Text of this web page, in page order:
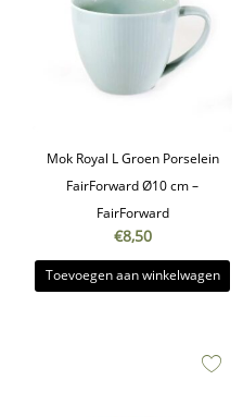
Mok Royal L Groen Porselein
FairForward Ø10 cm –
FairForward
€8,50
Toevoegen aan winkelwagen